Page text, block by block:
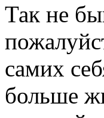
Так не
самих
больше